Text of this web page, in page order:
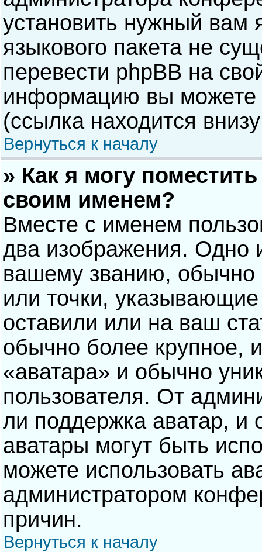
установить нужный вам
языкового пакета не
перевести phpBB на
информацию вы можете
(ссылка находится
Вернуться к началу
» Как я могу
своим именем?
Вместе с именем
два изображения. Одно
вашему званию, обычно
или точки,
оставили или на ваш
обычно более крупное,
«аватара» и обычно
пользователя. От
ли поддержка аватар, и
аватары могут быть
можете использовать
администратором
причин.
Вернуться к началу